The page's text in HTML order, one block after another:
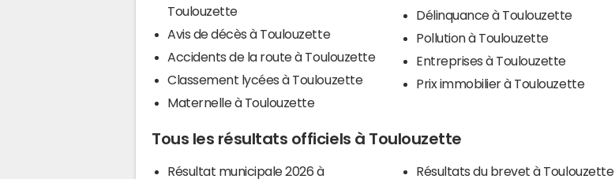
Toulouzette
Avis de décès à Toulouzette
Accidents de la route à Toulouzette
Classement lycées à Toulouzette
Maternelle à Toulouzette
Délinquance à Toulouzette
Pollution à Toulouzette
Entreprises à Toulouzette
Prix immobilier à Toulouzette
Tous les résultats officiels à Toulouzette
Résultat municipale 2026 à
Résultats du brevet à Toulouzette